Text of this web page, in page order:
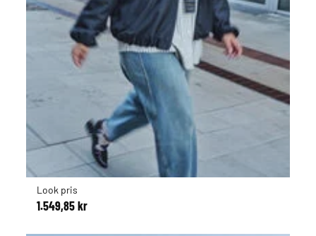
Look pris
1.549,85 kr